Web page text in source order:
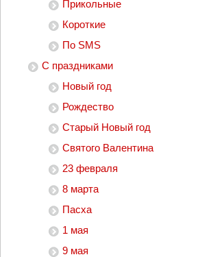
Прикольные
Короткие
По SMS
С праздниками
Новый год
Рождество
Старый Новый год
Святого Валентина
23 февраля
8 марта
Пасха
1 мая
9 мая